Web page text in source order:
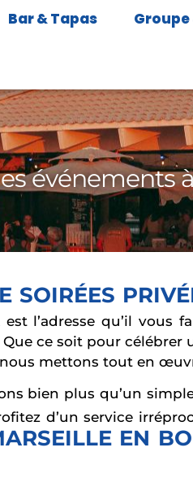
Bar & Tapas
événements
SOIRÉES
est l’adresse qu’il vous
ce soit pour
mettons tout en
bien plus qu’un
d’un service
EN